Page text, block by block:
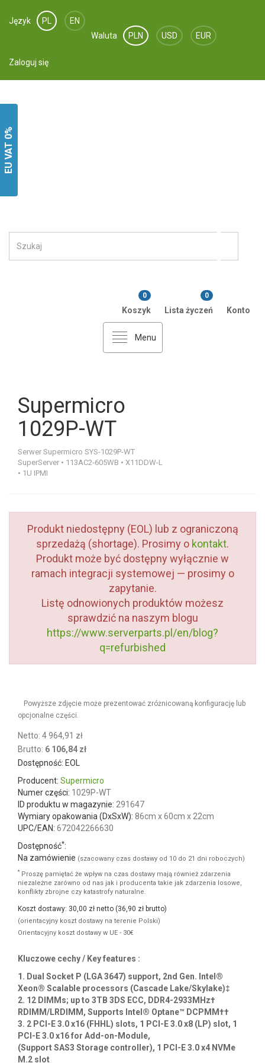
Język PL
EN
Waluta
PLN USD EUR
Zaloguj się
Koszyk
0
Lista życzeń
0
Konto
Menu
Supermicro
1029P-WT
Serwer Supermicro SYS-1029P-WT
SuperServer • 113AC2-605WB • X11DDW-L
• 1U IPMI
Produkt niedostępny (EOL) lub z ograniczoną
sprzedażą (shortage). Prosimy o kontakt.
Produkt może być dostępny wyłącznie w
ramach integracji systemowej — prosimy o
zapytanie.
Listę odnowionych produktów możesz
sprawdzić na naszym blogu
https://www.serverparts.pl/en/blog?
q=refurbished
Powyższe zdjęcie może prezentować zróżnicowaną konfigurację
lub opcjonalne części.
Netto: 4 964,91 zł
Brutto: 6 106,84 zł
Dostępność: EOL
Producent:Supermicro
Numer części:1029P-WT
ID produktu w magazynie:291647
UPC/EAN: 672042266630
Dostępność :
Na zamówienie(szacowany czas dostawy od 10 do 21 dni roboczych)
*Proszę pamiętać że wpływ na czas dostawy mają również zdarzenia
niezależne zarówno od nas jak i producenta takie jak zdarzenia losowe,
konflikty zbrojne czy katastrofy naturalne.
Koszt dostawy: 30,00 zł netto (36,90 zł brutto)
(orientacyjny koszt dostawy na terenie Polski)
Orientacyjny koszt dostawy w UE - 30€
EU VAT 0%